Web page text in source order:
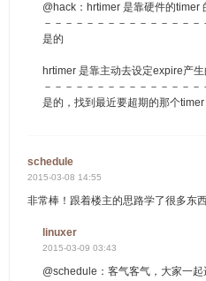
@hack：hrtimer 是靠硬件的timer
－－－－－－－－－－－－－－－
是的
hrtimer 是靠主动去设定expire产生
－－－－－－－－－－－－－－－
是的，找到最近要超期的那个
schedule
2015-03-08 14:55
非常棒！跟着楼主的思路学了很多东西
linuxer
2015-03-09 03:43
@schedule：客气客气，大家一起